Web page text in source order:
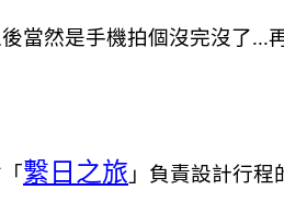
當然是手機拍個沒完沒了...
繫日之旅 」負責設計行程